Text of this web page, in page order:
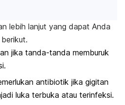
lebih lanjut yang dapat Anda
jika tanda-tanda memburuk
antibiotik jika gigitan
luka terbuka atau terinfeksi.